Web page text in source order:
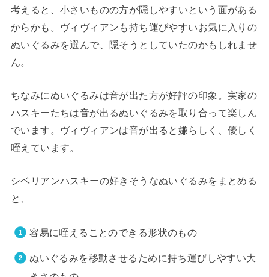
考えると、小さいものの方が隠しやすいという面がある
からかも。ヴィヴィアンも持ち運びやすいお気に入りの
ぬいぐるみを選んで、隠そうとしていたのかもしれませ
ん。
ちなみにぬいぐるみは音が出た方が好評の印象。実家の
ハスキーたちは音が出るぬいぐるみを取り合って楽しん
でいます。ヴィヴィアンは音が出ると嫌らしく、優しく
咥えています。
シベリアンハスキーの好きそうなぬいぐるみをまとめる
と、
容易に咥えることのできる形状のもの
ぬいぐるみを移動させるために持ち運びしやすい大